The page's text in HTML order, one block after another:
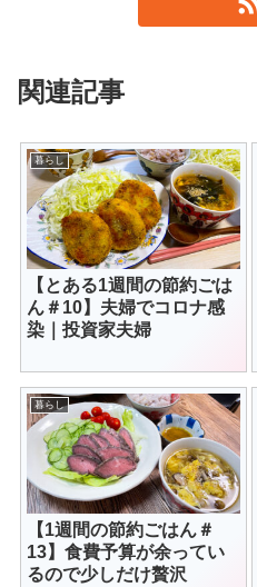
関連記事
暮らし
【とある1週間の節約ごは
ん＃10】夫婦でコロナ感
染｜投資家夫婦
暮らし
【1週間の節約ごはん＃
13】食費予算が余ってい
るので少しだけ贅沢